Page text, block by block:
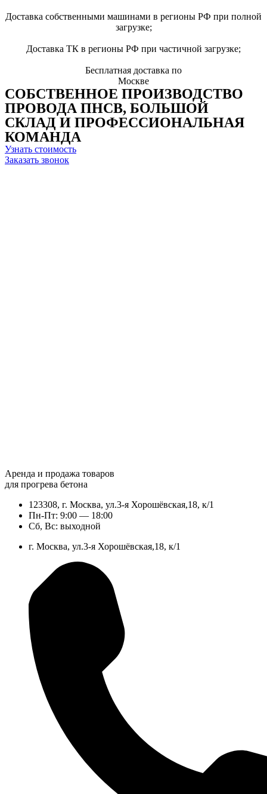
Доставка собственными машинами в регионы РФ при полной
загрузке;
Доставка ТК в регионы РФ при частичной загрузке;
Бесплатная доставка по
Москве
СОБСТВЕННОЕ ПРОИЗВОДСТВО
ПРОВОДА ПНСВ, БОЛЬШОЙ
СКЛАД И ПРОФЕССИОНАЛЬНАЯ
КОМАНДА
Узнать стоимость
Заказать звонок
Аренда и продажа товаров
для прогрева бетона
123308, г. Москва, ул.3-я Хорошёвская,18, к/1
Пн-Пт: 9:00 — 18:00
Сб, Вс: выходной
г. Москва, ул.3-я Хорошёвская,18, к/1